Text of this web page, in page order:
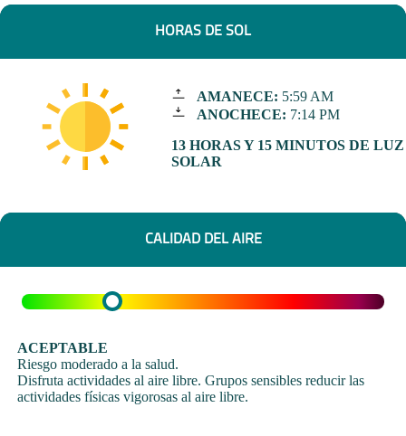
HORAS DE SOL
AMANECE: 5:59 AM
ANOCHECE: 7:14 PM
13 HORAS Y 15 MINUTOS DE LUZ
SOLAR
CALIDAD DEL AIRE
ACEPTABLE
Riesgo moderado a la salud.
Disfruta actividades al aire libre. Grupos sensibles reducir las
actividades físicas vigorosas al aire libre.